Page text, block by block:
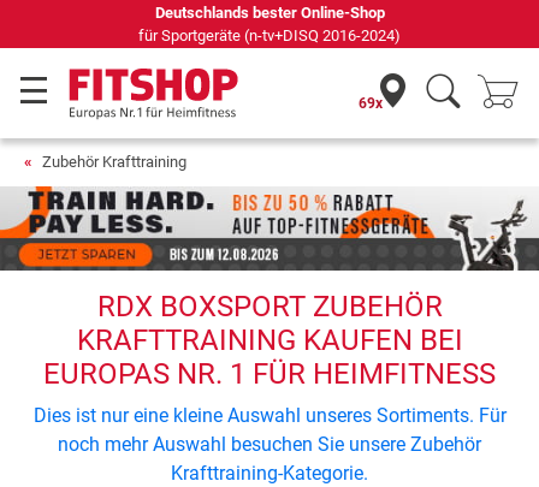
Deutschlands bester Online-Shop
für Sportgeräte (n-tv+DISQ 2016-2024)
69x
Zubehör Krafttraining
RDX BOXSPORT ZUBEHÖR
KRAFTTRAINING KAUFEN BEI
EUROPAS NR. 1 FÜR HEIMFITNESS
Dies ist nur eine kleine Auswahl unseres Sortiments. Für
noch mehr Auswahl besuchen Sie unsere Zubehör
Krafttraining-Kategorie.